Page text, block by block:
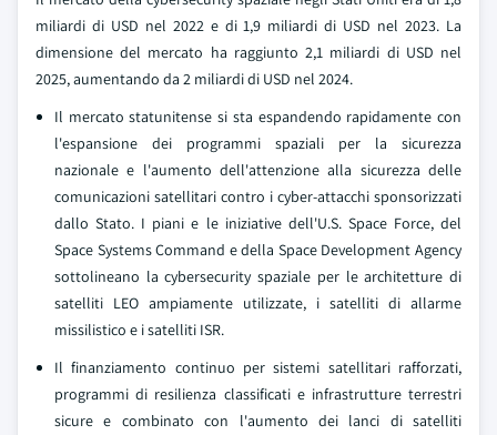
miliardi di USD nel 2022 e di 1,9 miliardi di USD nel 2023. La
dimensione del mercato ha raggiunto 2,1 miliardi di USD nel
2025, aumentando da 2 miliardi di USD nel 2024.
Il mercato statunitense si sta espandendo rapidamente con
l'espansione dei programmi spaziali per la sicurezza
nazionale e l'aumento dell'attenzione alla sicurezza delle
comunicazioni satellitari contro i cyber-attacchi sponsorizzati
dallo Stato. I piani e le iniziative dell'U.S. Space Force, del
Space Systems Command e della Space Development Agency
sottolineano la cybersecurity spaziale per le architetture di
satelliti LEO ampiamente utilizzate, i satelliti di allarme
missilistico e i satelliti ISR.
Il finanziamento continuo per sistemi satellitari rafforzati,
programmi di resilienza classificati e infrastrutture terrestri
sicure e combinato con l'aumento dei lanci di satelliti